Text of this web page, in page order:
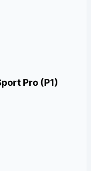
Pro (P1)